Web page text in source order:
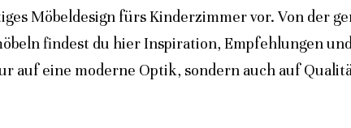
Möbeldesign fürs Kinderzimmer vor. Von der
findest du hier Inspiration, Empfehlungen
auf eine moderne Optik, sondern auch auf